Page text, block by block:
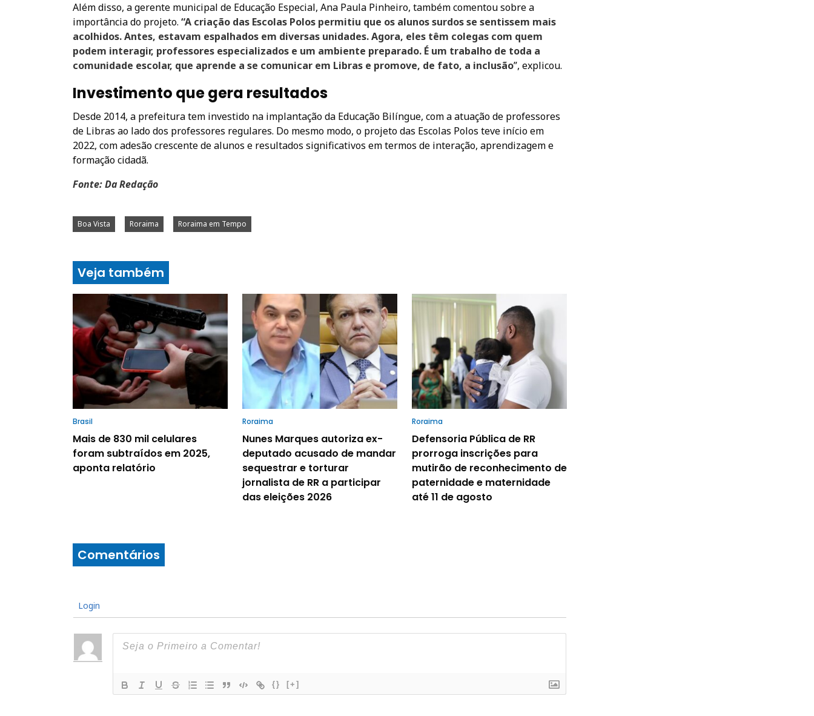
Além disso, a gerente municipal de Educação Especial, Ana Paula Pinheiro, também comentou sobre a
importância do projeto. “A criação das Escolas Polos permitiu que os alunos surdos se sentissem mais
acolhidos. Antes, estavam espalhados em diversas unidades. Agora, eles têm colegas com quem
podem interagir, professores especializados e um ambiente preparado. É um trabalho de toda a
comunidade escolar, que aprende a se comunicar em Libras e promove, de fato, a inclusão”, explicou.
Investimento que gera resultados
Desde 2014, a prefeitura tem investido na implantação da Educação Bilíngue, com a atuação de professores
de Libras ao lado dos professores regulares. Do mesmo modo, o projeto das Escolas Polos teve início em
2022, com adesão crescente de alunos e resultados significativos em termos de interação, aprendizagem e
formação cidadã.
Fonte: Da Redação
Boa Vista Roraima Roraima em Tempo
Veja também
Brasil
Mais de 830 mil celulares
foram subtraídos em 2025,
aponta relatório
Roraima
Nunes Marques autoriza ex-
deputado acusado de mandar
sequestrar e torturar
jornalista de RR a participar
das eleições 2026
Roraima
Defensoria Pública de RR
prorroga inscrições para
mutirão de reconhecimento de
paternidade e maternidade
até 11 de agosto
Comentários
Login
{} [+]